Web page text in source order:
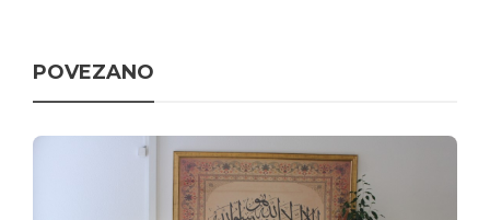
POVEZANO